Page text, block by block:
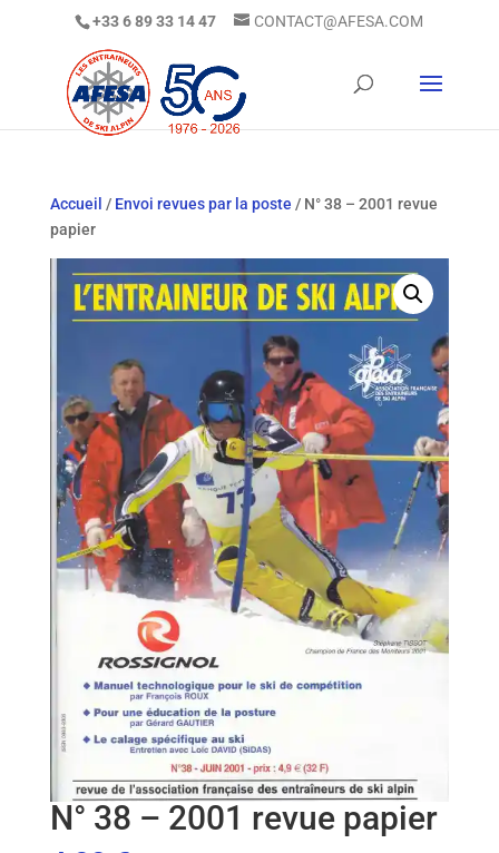
+33 6 89 33 14 47 CONTACT@AFESA.COM
Accueil / Envoi revues par la poste / N° 38 – 2001 revue
papier
N° 38 – 2001 revue papier